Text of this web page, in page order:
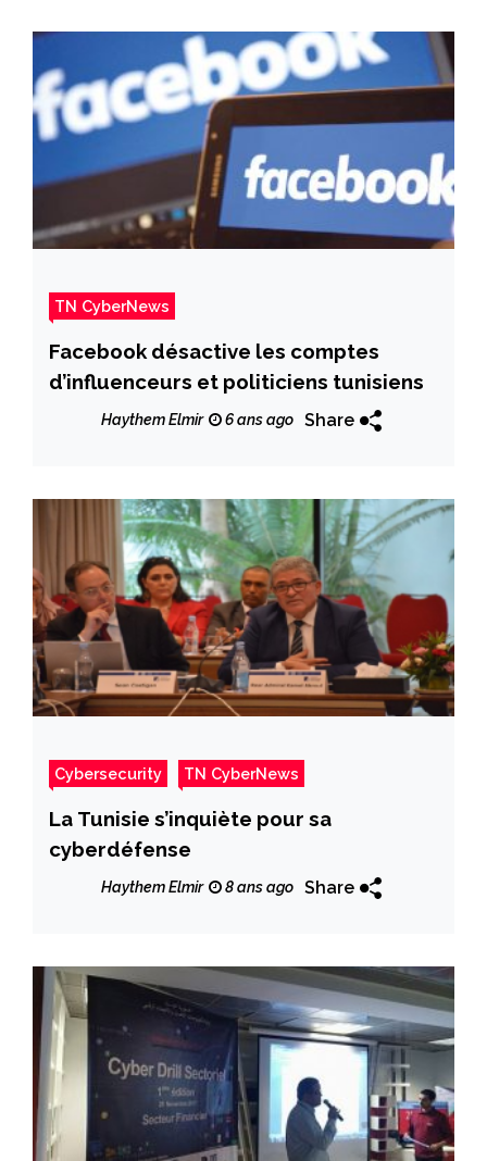
TN CyberNews
Facebook désactive les comptes
d’influenceurs et politiciens tunisiens
Haythem Elmir 6 ans ago Share
Cybersecurity TN CyberNews
La Tunisie s’inquiète pour sa
cyberdéfense
Haythem Elmir 8 ans ago Share